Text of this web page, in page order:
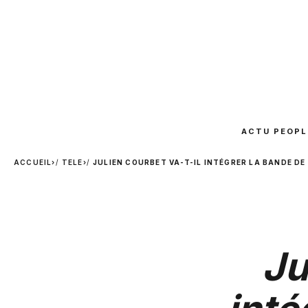
ACTU
ACCUEIL› TELE› JULIEN COURBET VA-T-IL INTÉGRER LA BANDE